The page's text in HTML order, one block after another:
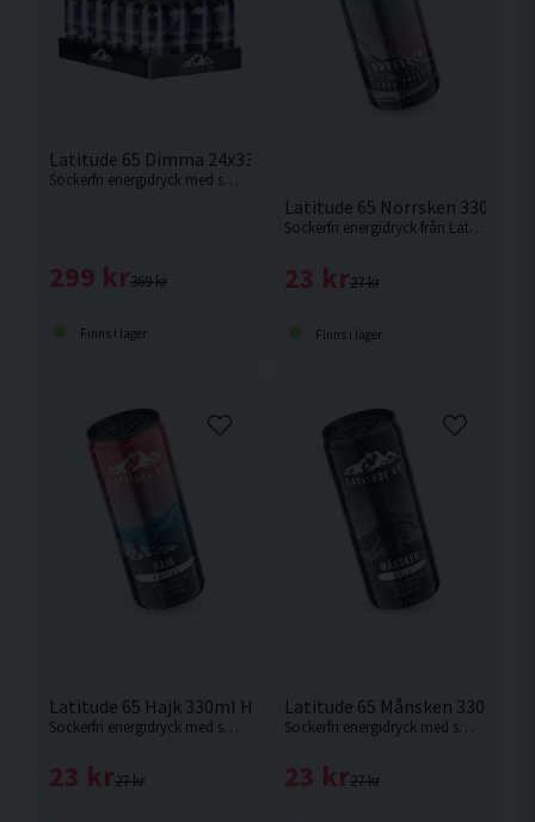
Latitude 65 Dimma 24x330ml Blåbär
Sockerfri energidryck med smak av blåbär.
369 kr
299 kr
Finns i lager
Latitude 65 Norrsken 330ml
Sockerfri energidryck från Latitude 65 med smak av äpple & päron.
27 kr
23 kr
Finns i lager
Latitude 65 Hajk 330ml Hallon
Sockerfri energidryck med smak av hallon.
27 kr
23 kr
Latitude 65 Månsken 330ml
Sockerfri energidryck med smak av Cola.
27 kr
23 kr